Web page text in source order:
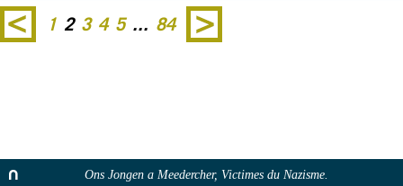
1 2 3 4 5 ... 84
Ons Jongen a Meedercher, Victimes du Nazisme.